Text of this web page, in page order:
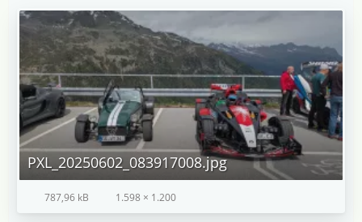
PXL_20250602_083917008.jpg
787,96 kB 1.598 × 1.200